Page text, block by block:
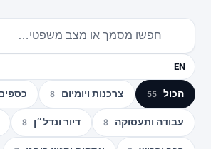
EN
הכול 55 צרכנות ויומיום 8
עבודה ותעסוקה 8 דיור ונדל״ן 8